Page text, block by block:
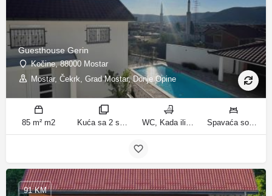
Guesthouse Gerin
Kočine, 88000 Mostar
Mostar, Čekrk, Grad Mostar, Donje Opine
85 m² m2
91 KM